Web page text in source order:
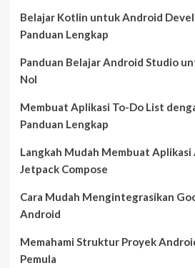
Belajar Kotlin untuk Android
Panduan Lengkap
Panduan Belajar Android Studio
Nol
Membuat Aplikasi To-Do List
Panduan Lengkap
Langkah Mudah Membuat
Jetpack Compose
Cara Mudah Mengintegrasikan
Android
Memahami Struktur Proyek
Pemula